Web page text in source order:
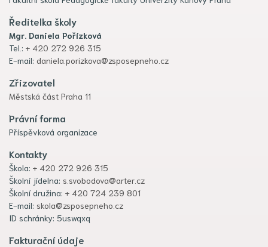
Ředitelka školy
Mgr. Daniela Pořízková
Tel.: + 420 272 926 315
E-mail: daniela.porizkova@zsposepneho.cz
Zřizovatel
Městská část Praha 11
Právní forma
Příspěvková organizace
Kontakty
Škola: + 420 272 926 315
Školní jídelna: s.svobodova@arter.cz
Školní družina: + 420 724 239 801
E-mail: skola@zsposepneho.cz
ID schránky: 5uswqxq
Fakturační údaje